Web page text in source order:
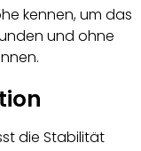
kennen, um das
und ohne
die Stabilität